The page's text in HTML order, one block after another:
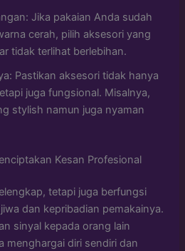
Jika pakaian Anda sudah
cerah, pilih aksesori yang
tidak terlihat berlebihan.
Pastikan aksesori tidak hanya
juga fungsional. Misalnya,
stylish namun juga nyaman
Kesan Profesional
tetapi juga berfungsi
dan kepribadian pemakainya.
sinyal kepada orang lain
menghargai diri sendiri dan